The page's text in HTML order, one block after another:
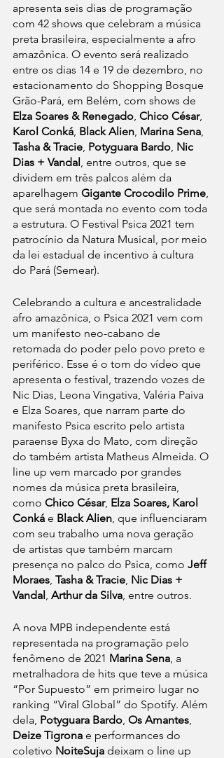
apresenta seis dias de programação
com 42 shows que celebram a música
preta brasileira, especialmente a afro
amazônica. O evento será realizado
entre os dias 14 e 19 de dezembro, no
estacionamento do Shopping Bosque
Grão-Pará, em Belém, com shows de
Elza Soares & Renegado Chico César,
Karol Conká Black Alien Marina Sena
Tasha & Tracie Potyguara Bardo Nic
Dias + Vandal , entre outros, que se
dividem em três palcos além da
aparelhagem Gigante Crocodilo Prime
que será montada no evento com toda
a estrutura. O Festival Psica 2021 tem
patrocínio da Natura Musical, por meio
da lei estadual de incentivo à cultura
do Pará (Semear).
Celebrando a cultura e ancestralidade
afro amazônica, o Psica 2021 vem com
um manifesto neo-cabano de
retomada do poder pelo povo preto e
periférico. Esse é o tom do vídeo que
apresenta o festival, trazendo vozes de
Nic Dias, Leona Vingativa, Valéria Paiva
e Elza Soares, que narram parte do
manifesto Psica escrito pelo artista
paraense Byxa do Mato, com direção
do também artista Matheus Almeida. O
line up vem marcado por grandes
nomes da música preta brasileira,
como Chico César, Elza Soares, Karol
Conká e Black Alien , que influenciaram
com seu trabalho uma nova geração
de artistas que também marcam
presença no palco do Psica, como Jeff
Moraes Tasha & Tracie Nic Dias +
Vandal Arthur da Silva , entre outros.
A nova MPB independente está
representada na programação pelo
fenômeno de 2021 Marina Sena , a
metralhadora de hits que teve a música
“Por Supuesto” em primeiro lugar no
ranking “Viral Global” do Spotify. Além
dela, Potyguara Bardo Os Amantes
Deize Tigrona e performances do
coletivo NoiteSuja deixam o line up